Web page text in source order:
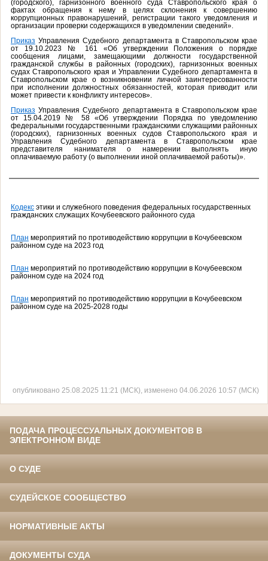
(городского), гарнизонного военного суда Ставропольского края о
фактах обращения к нему в целях склонения к совершению
коррупционных правонарушений, регистрации такого уведомления и
организации проверки содержащихся в уведомлении сведений».
Приказ Управления Судебного департамента в Ставропольском крае
от 19.10.2023 № 161 «Об утверждении Положения о порядке
сообщения лицами, замещающими должности государственной
гражданской службы в районных (городских), гарнизонных военных
судах Ставропольского края и Управлении Судебного департамента в
Ставропольском крае о возникновении личной заинтересованности
при исполнении должностных обязанностей, которая приводит или
может привести к конфликту интересов».
Приказ Управления Судебного департамента в Ставропольском крае
от 15.04.2019 № 58 «Об утверждении Порядка по уведомлению
федеральными государственными гражданскими служащими районных
(городских), гарнизонных военных судов Ставропольского края и
Управления Судебного департамента в Ставропольском крае
представителя нанимателя о намерении выполнять иную
оплачиваемую работу (о выполнении иной оплачиваемой работы)».
Кодекс этики и служебного поведения федеральных государственных
гражданских служащих Кочубеевского районного суда
План мероприятий по противодействию коррупции в Кочубеевском
районном суде на 2023 год
План мероприятий по противодействию коррупции в Кочубеевском
районном суде на 2024 год
План мероприятий по противодействию коррупции в Кочубеевском
районном суде на 2025-2028 годы
опубликовано 25.08.2025 11:21 (МСК), изменено 04.06.2026 10:57 (МСК)
ПОДАЧА ПРОЦЕССУАЛЬНЫХ ДОКУМЕНТОВ В
ЭЛЕКТРОННОМ ВИДЕ
О СУДЕ
СУДЕЙСКОЕ СООБЩЕСТВО
НОРМАТИВНЫЕ АКТЫ
ДОКУМЕНТЫ СУДА